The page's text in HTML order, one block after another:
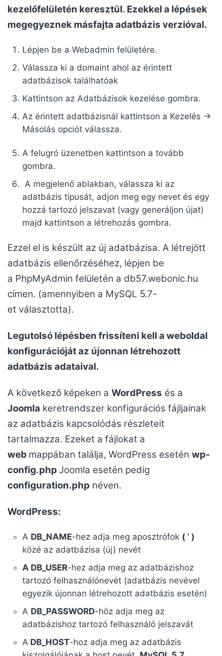
kezelőfelületén keresztül. Ezekkel a lépések
megegyeznek másfajta adatbázis verzióval.
Lépjen be a Webadmin felületére.
Válassza ki a domaint ahol az érintett
adatbázisok találhatóak
Kattintson az Adatbázisok kezelése gombra.
Az érintett adatbázisnál kattintson a Kezelés ->
Másolás opciót válassza.
A felugró üzenetben kattintson a tovább
gombra.
A megjelenő ablakban, válassza ki az
adatbázis típusát, adjon meg egy nevet és egy
hozzá tartozó jelszavat (vagy generáljon újat)
majd kattintson a létrehozás gombra.
Ezzel el is készült az új adatbázisa. A létrejött
adatbázis ellenőrzéséhez, lépjen be
a PhpMyAdmin felületén a db57.webonic.hu
címen. (amennyiben a MySQL 5.7-
et választotta).
Legutolsó lépésben frissíteni kell a weboldal
konfigurációját az újonnan létrehozott
adatbázis adataival.
A következő képeken a WordPress és a
Joomla keretrendszer konfigurációs fájljainak
az adatbázis kapcsolódás részleteit
tartalmazza. Ezeket a fájlokat a
web mappában találja, WordPress esetén wp-
config.php Joomla esetén pedig
configuration.php néven.
WordPress:
A DB_NAME-hez adja meg aposztrófok ( ‘ )
közé az adatbázisa (új) nevét
A DB_USER-hez adja meg az adatbázishoz
tartozó felhasználónevét (adatbázis nevével
egyezik újonnan létrehozott adatbázis esetén)
A DB_PASSWORD-höz adja meg az
adatbázishoz tartozó felhasználó jelszavát
A DB_HOST-hoz adja meg az adatbázis